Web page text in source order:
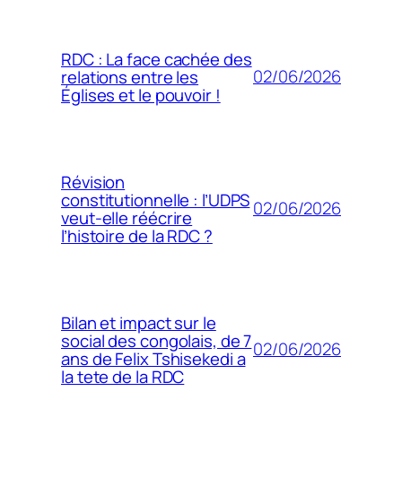
RDC : La face cachée des
relations entre les
Églises et le pouvoir !
02/06/2026
Révision
constitutionnelle : l’UDPS
veut-elle réécrire
l’histoire de la RDC ?
02/06/2026
Bilan et impact sur le
social des congolais, de 7
ans de Felix Tshisekedi a
la tete de la RDC
02/06/2026